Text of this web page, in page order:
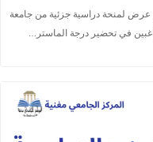
عرض لمنحة دراسية جزئية من جامعة